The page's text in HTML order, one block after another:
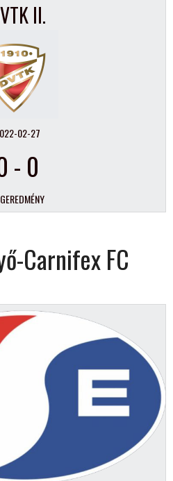
II.
02-27
- 0
Carnifex FC